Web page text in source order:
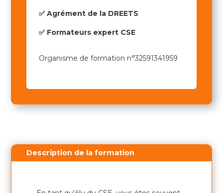
✅ Agrément de la DREETS
✅ Formateurs expert CSE
Organisme de formation n°32591341959
Description de la formation